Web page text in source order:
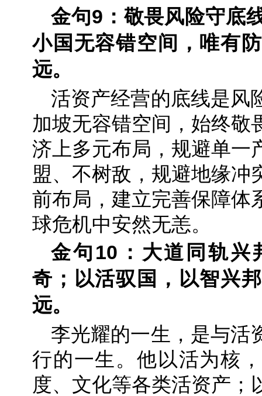
金句9：敬畏风险守底
小国无容错空间，唯有
远。
活资产经营的底线是风
加坡无容错空间，始终敬
济上多元布局，规避单一
盟、不树敌，规避地缘冲
前布局，建立完善保障体
球危机中安然无恙。
金句10：大道同轨兴
奇；以活驭国，以智兴
远。
李光耀的一生，是与活
行的一生。他以活为核
度、文化等各类活资产；